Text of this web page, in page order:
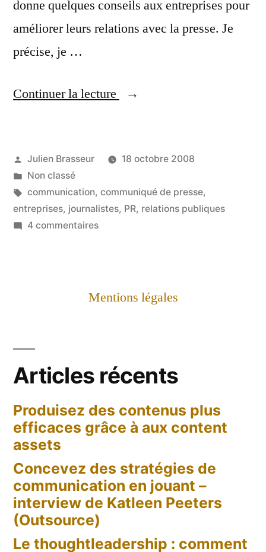
donne quelques conseils aux entreprises pour
améliorer leurs relations avec la presse. Je
précise, je …
Continuer la lecture
« 7
séduire,
des
années
Publié
par
Julien Brasseur
18 octobre 2008
Publié
dans
Non classé
Étiquettes :
communication, communiqué de presse,
entreprises, journalistes, PR, relations publiques
4 commentairessur
séduire,
Mentions légales
Articles récents
Produisez des contenus plus
efficaces grâce à aux content
assets
Concevez des stratégies de
communication en jouant –
interview de Katleen Peeters
(Outsource)
Le thoughtleadership : comment